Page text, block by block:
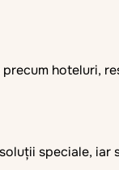
hoteluri,
speciale, iar